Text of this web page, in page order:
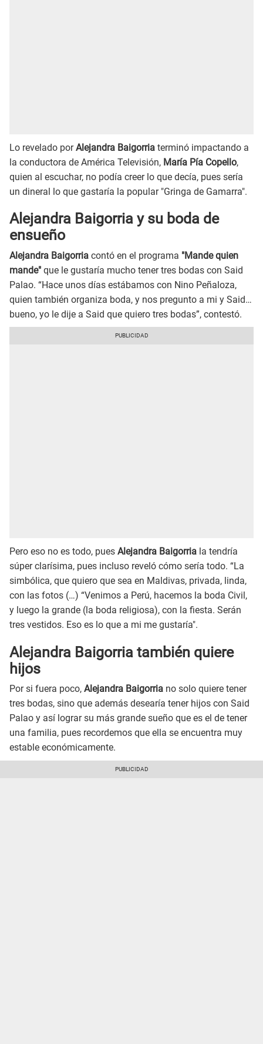
Lo revelado porAlejandra Baigorria terminó impactando a
la conductora de América Televisión, María Pía Copello,
quien al escuchar, no podía creer lo que decía, pues sería
un dineral lo que gastaría la popular "Gringa de Gamarra".
Alejandra Baigorria y su boda de
ensueño
Alejandra Baigorria contó en el programa "Mande quien
mande" que le gustaría mucho tener tres bodas con Said
Palao. “Hace unos días estábamos con Nino Peñaloza,
quien también organiza boda, y nos pregunto a mi y Said…
bueno, yo le dije a Said que quiero tres bodas”, contestó.
Pero eso no es todo, pues Alejandra Baigorria la tendría
súper clarísima, pues incluso reveló cómo sería todo. “La
simbólica, que quiero que sea en Maldivas, privada, linda,
con las fotos (…) “Venimos a Perú, hacemos la boda Civil,
y luego la grande (la boda religiosa), con la fiesta. Serán
tres vestidos. Eso es lo que a mi me gustaría".
Alejandra Baigorria también quiere
hijos
Por si fuera poco, Alejandra Baigorria no solo quiere tener
tres bodas, sino que además desearía tener hijos con Said
Palao y así lograr su más grande sueño que es el de tener
una familia, pues recordemos que ella se encuentra muy
estable económicamente.